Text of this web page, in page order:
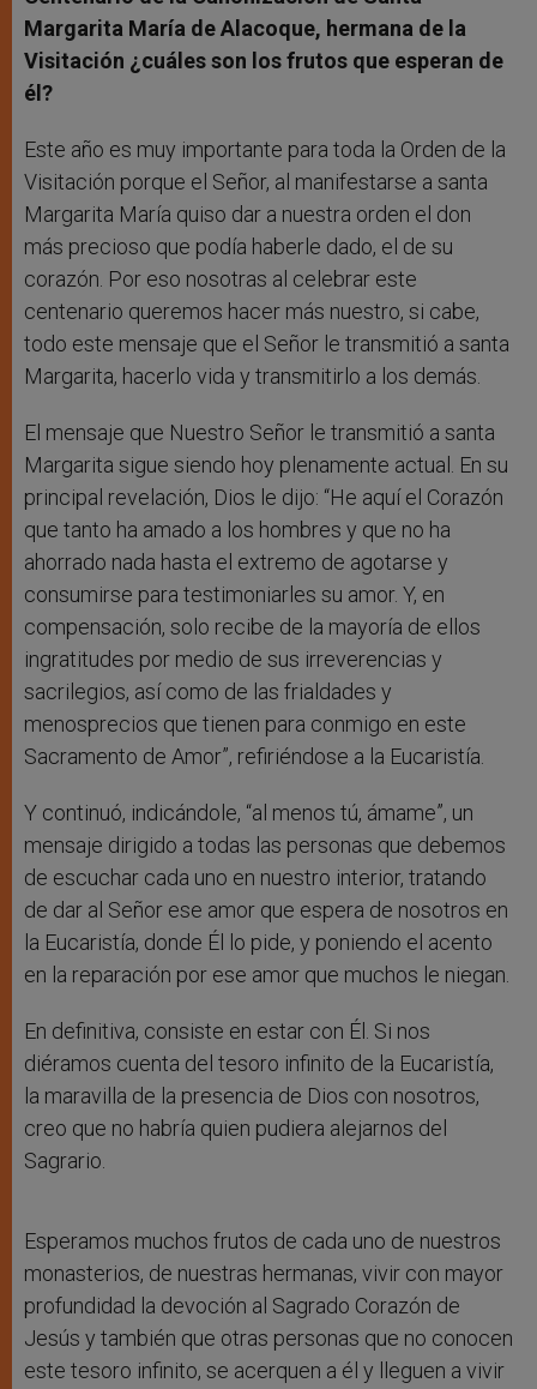
Margarita María de Alacoque, hermana de la
Visitación ¿cuáles son los frutos que esperan de
él?
Este año es muy importante para toda la Orden de la
Visitación porque el Señor, al manifestarse a santa
Margarita María quiso dar a nuestra orden el don
más precioso que podía haberle dado, el de su
corazón. Por eso nosotras al celebrar este
centenario queremos hacer más nuestro, si cabe,
todo este mensaje que el Señor le transmitió a santa
Margarita, hacerlo vida y transmitirlo a los demás.
El mensaje que Nuestro Señor le transmitió a santa
Margarita sigue siendo hoy plenamente actual. En su
principal revelación, Dios le dijo: “He aquí el Corazón
que tanto ha amado a los hombres y que no ha
ahorrado nada hasta el extremo de agotarse y
consumirse para testimoniarles su amor. Y, en
compensación, solo recibe de la mayoría de ellos
ingratitudes por medio de sus irreverencias y
sacrilegios, así como de las frialdades y
menosprecios que tienen para conmigo en este
Sacramento de Amor”, refiriéndose a la Eucaristía.
Y continuó, indicándole, “al menos tú, ámame”, un
mensaje dirigido a todas las personas que debemos
de escuchar cada uno en nuestro interior, tratando
de dar al Señor ese amor que espera de nosotros en
la Eucaristía, donde Él lo pide, y poniendo el acento
en la reparación por ese amor que muchos le niegan.
En definitiva, consiste en estar con Él. Si nos
diéramos cuenta del tesoro infinito de la Eucaristía,
la maravilla de la presencia de Dios con nosotros,
creo que no habría quien pudiera alejarnos del
Sagrario.
Esperamos muchos frutos de cada uno de nuestros
monasterios, de nuestras hermanas, vivir con mayor
profundidad la devoción al Sagrado Corazón de
Jesús y también que otras personas que no conocen
este tesoro infinito, se acerquen a él y lleguen a vivir